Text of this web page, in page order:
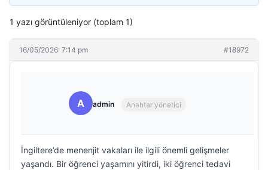
1 yazı görüntüleniyor (toplam 1)
16/05/2026: 7:14 pm #18972
A admin Anahtar yönetici
İngiltere’de menenjit vakaları ile ilgili önemli gelişmeler
yaşandı. Bir öğrenci yaşamını yitirdi, iki öğrenci tedavi